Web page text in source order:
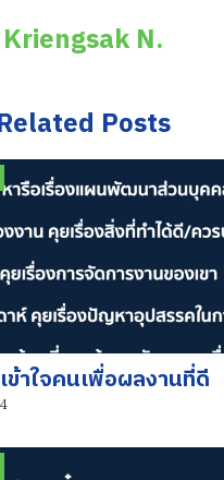
Kriengsak N.
Posts
ข้าใจคนเพื่อผลงานที่ดี